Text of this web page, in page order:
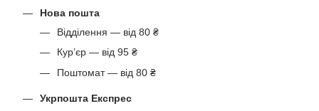
Нова пошта
Відділення — від 80 ₴
Кур’єр — від 95 ₴
Поштомат — від 80 ₴
Укрпошта Експрес